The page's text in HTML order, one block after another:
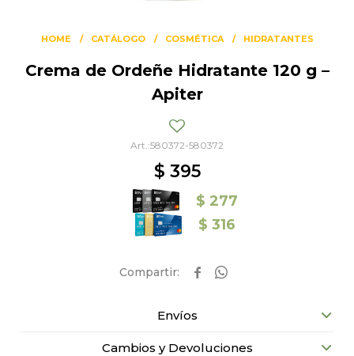
HOME CATÁLOGO COSMÉTICA HIDRATANTES
Crema de Ordeñe Hidratante 120 g –
Apiter
580372-580372
$ 395
$ 277
$ 316
 
Envíos
Cambios y Devoluciones